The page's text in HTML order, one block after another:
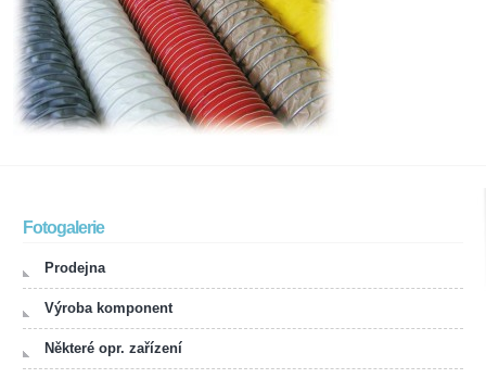
Fotogalerie
Prodejna
Výroba komponent
Některé opr. zařízení